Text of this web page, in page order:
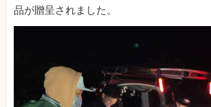
品が贈呈されました。